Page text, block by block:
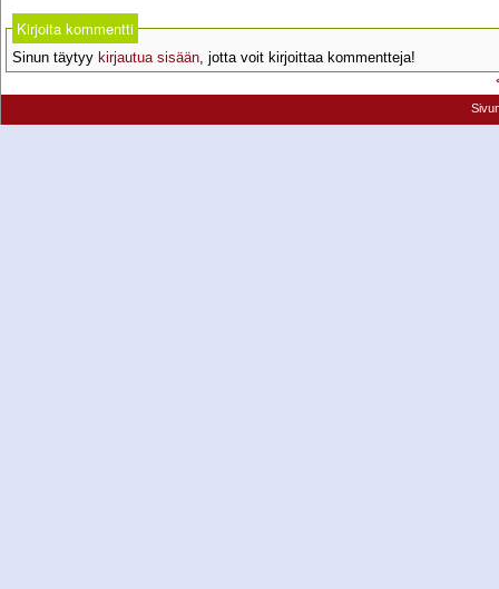
Kirjoita kommentti
Sinun täytyy kirjautua sisään, jotta voit kirjoittaa kommentteja!